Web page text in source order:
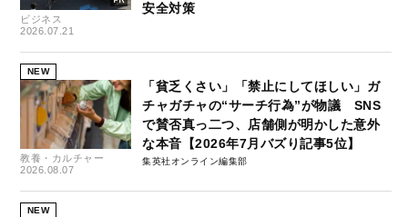
ビジネス
2026.07.21
安全対策
NEW
教養・カルチャー
2026.08.07
「貧乏くさい」「禁止にしてほしい」ガ
チャガチャの“サーチ行為”が物議 SNS
で賛否真っ二つ、店舗側が明かした意外
な本音【2026年7月バズり記事5位】
集英社オンライン編集部
NEW